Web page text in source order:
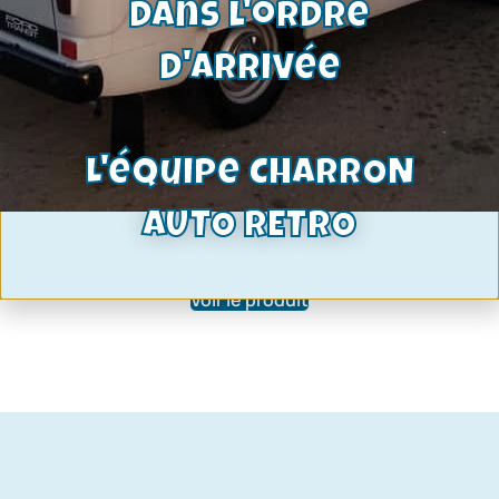
bouton de condamnation porte
chromé ou noir
Voir le produit
dans l'ordre
d'arrivée
L'équipe CHARRON
AUTO RETRO